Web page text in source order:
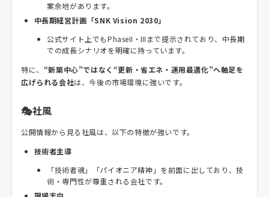
案余地があります。
中長期経営計画「SNK Vision 2030」
公式サイト上でもPhaseⅡ・Ⅲまで提示されており、中長期
での成長シナリオを明確に持っています。
特に、 “新築中心”ではなく“更新・省エネ・運用最適化”へ軸足を
広げられる会社は、今後の市場環境に強いです。
🎭社風
公開情報から見る社風は、以下の特徴が強いです。
技術者主導
「技術者魂」「パイオニア精神」を前面に出しており、技
術・専門性が尊重される会社です。